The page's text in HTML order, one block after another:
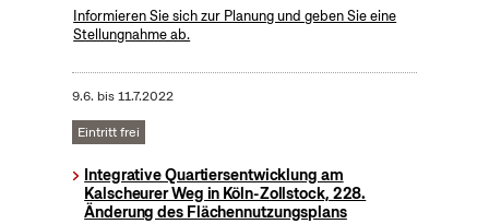
Informieren Sie sich zur Planung und geben Sie eine
Stellungnahme ab.
9.6. bis11.7.2022
Eintritt frei
Integrative Quartiersentwicklung am
Kalscheurer Weg in Köln-Zollstock, 228.
Änderung des Flächennutzungsplans